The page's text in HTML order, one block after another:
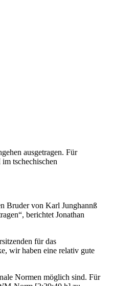
ausgetragen. Für
tschechischen
Bruder von Karl Junghannß
berichtet Jonathan
für das
wir haben eine relativ gute
Normen möglich sind. Für